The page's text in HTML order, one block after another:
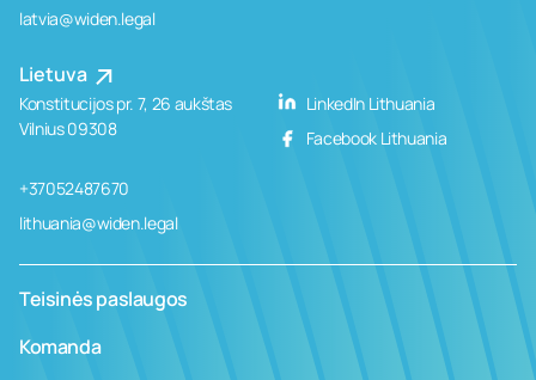
latvia@widen.legal
Lietuva
Konstitucijos pr. 7, 26 aukštas
Vilnius 09308
+37052487670
lithuania@widen.legal
LinkedIn Lithuania
Facebook Lithuania
Teisinės paslaugos
Komanda